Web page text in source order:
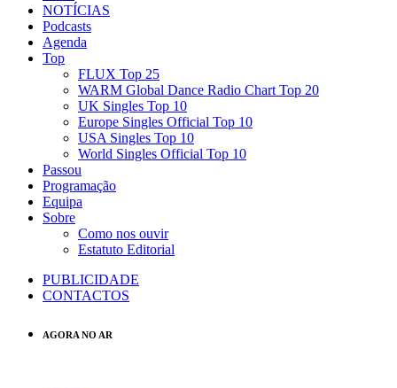
NOTÍCIAS
Podcasts
Agenda
Top
FLUX Top 25
WARM Global Dance Radio Chart Top 20
UK Singles Top 10
Europe Singles Official Top 10
USA Singles Top 10
World Singles Official Top 10
Passou
Programação
Equipa
Sobre
Como nos ouvir
Estatuto Editorial
PUBLICIDADE
CONTACTOS
AGORA NO AR